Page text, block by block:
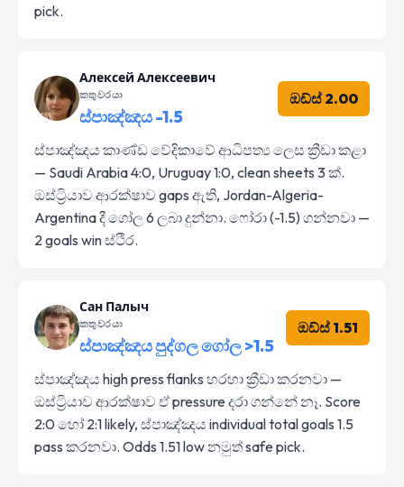
pick.
Алексей Алексеевич
කතුවරයා
ස්පාඤ්ඤය -1.5
ඔඩ්ස් 2.00
ස්පාඤ්ඤය කාණ්ඩ වේදිකාවේ ආධිපත්‍ය ලෙස ක්‍රීඩා කළා
— Saudi Arabia 4:0, Uruguay 1:0, clean sheets 3 ක්.
ඔස්ට්‍රියාව ආරක්ෂාව gaps ඇති, Jordan-Algeria-
Argentina දී ගෝල 6 ලබා දුන්නා. ෆෝරා (-1.5) ගන්නවා —
2 goals win ස්ථිර.
Сан Палыч
කතුවරයා
ස්පාඤ්ඤය පුද්ගල ගෝල >1.5
ඔඩ්ස් 1.51
ස්පාඤ්ඤය high press flanks හරහා ක්‍රීඩා කරනවා —
ඔස්ට්‍රියාව ආරක්ෂාව ඒ pressure දරා ගන්නේ නෑ. Score
2:0 හෝ 2:1 likely, ස්පාඤ්ඤය individual total goals 1.5
pass කරනවා. Odds 1.51 low නමුත් safe pick.